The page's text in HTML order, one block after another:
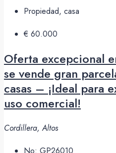
Propiedad, casa
€ 60.000
Oferta excepcional
se vende gran
casas – ¡Ideal para
uso comercial!
Cordillera, Altos